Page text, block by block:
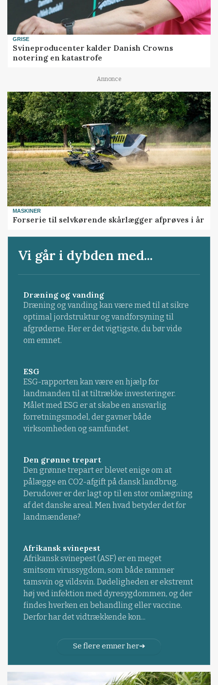
GRISE
Svineproducenter kalder Danish Crowns
notering en katastrofe
Annonce
MASKINER
Forserie til selvkørende skårlægger afprøves i år
Vi går i dybden med...
Dræning og vanding
Dræning og vanding kan være med til at sikre
optimal jordstruktur og vandforsyning til
afgrøderne. Her er det vigtigste, du bør vide
om emnet.
ESG
ESG-rapporten kan være en hjælp for
landmanden til at tiltrække investeringer.
Målet med ESG er at skabe en ansvarlig
forretningsmodel, der gavner både
virksomheden og samfundet.
Den grønne trepart
Den grønne trepart er blevet enige om at
pålægge en CO2-afgift på dansk landbrug.
Derudover er der lagt op til en stor omlægning
af det danske areal. Men hvad betyder det for
landmændene?
Afrikansk svinepest
Afrikansk svinepest (ASF) er en meget
smitsom virussygdom, som både rammer
tamsvin og vildsvin. Dødeligheden er ekstremt
høj ved infektion med dyresygdommen, og der
findes hverken en behandling eller vaccine.
Derfor har det vidtrækkende kon...
Se flere emner her